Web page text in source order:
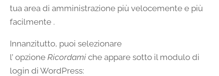
tua area di amministrazione più velocemente e più
facilmente .
Innanzitutto, puoi selezionare
l’ opzione Ricordami che appare sotto il modulo di
login di WordPress: